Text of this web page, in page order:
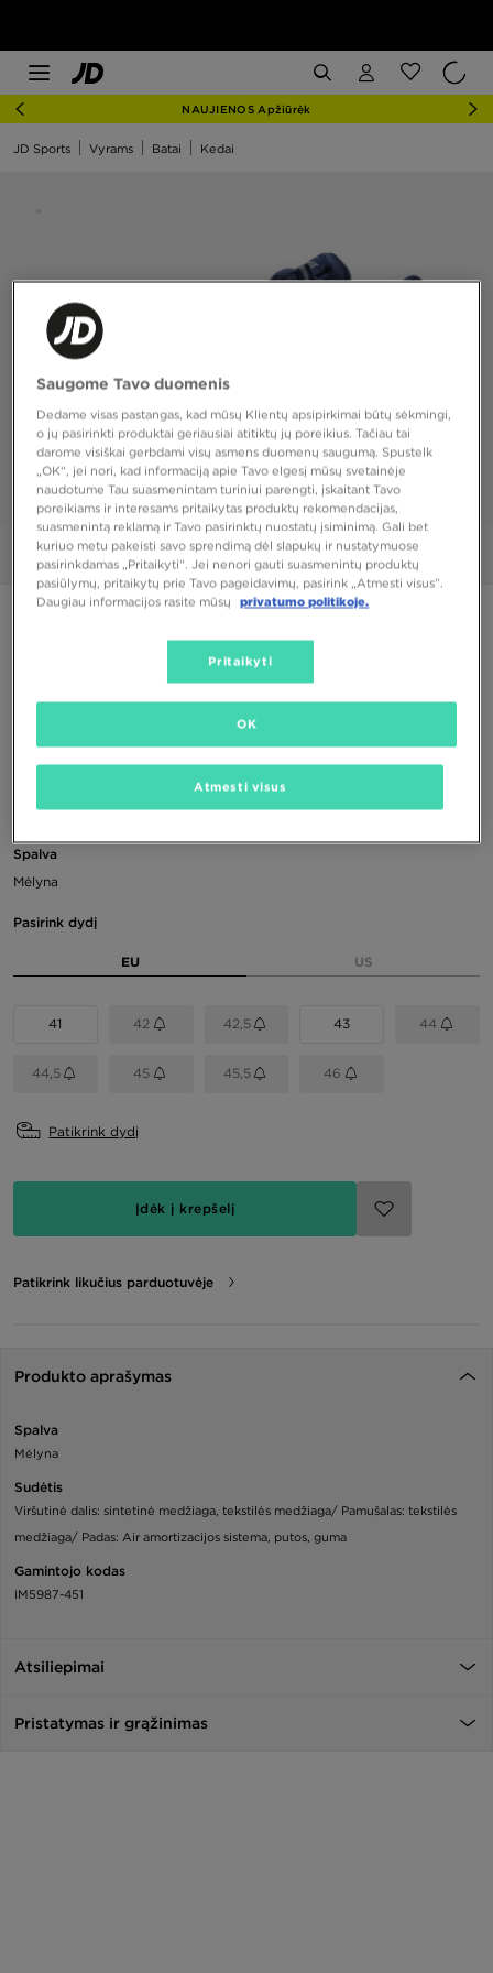
NAUJIENOS Apžiūrėk
JD Sports Vyrams Batai Kedai
Nuotraukos 360°
100,00 €
Spalva
Mėlyna
Pasirink dydį
EU US
41 42 42,5 43 44
44,5 45 45,5 46
Patikrink dydį
Įdėk į krepšelį
Patikrink likučius parduotuvėje
Produkto aprašymas
Spalva
Mėlyna
Sudėtis
Viršutinė dalis: sintetinė medžiaga, tekstilės medžiaga/ Pamušalas: tekstilės
medžiaga/ Padas: Air amortizacijos sistema, putos, guma
Gamintojo kodas
IM5987-451
Atsiliepimai
Pristatymas ir grąžinimas
Saugome Tavo duomenis
Dedame visas pastangas, kad mūsų Klientų apsipirkimai būtų sėkmingi,
o jų pasirinkti produktai geriausiai atitiktų jų poreikius. Tačiau tai
darome visiškai gerbdami visų asmens duomenų saugumą. Spustelk
„OK“, jei nori, kad informaciją apie Tavo elgesį mūsų svetainėje
naudotume Tau suasmenintam turiniui parengti, įskaitant Tavo
poreikiams ir interesams pritaikytas produktų rekomendacijas,
suasmenintą reklamą ir Tavo pasirinktų nuostatų įsiminimą. Gali bet
kuriuo metu pakeisti savo sprendimą dėl slapukų ir nustatymuose
pasirinkdamas „Pritaikyti“. Jei nenori gauti suasmenintų produktų
pasiūlymų, pritaikytų prie Tavo pageidavimų, pasirink „Atmesti visus”.
Daugiau informacijos rasite mūsų
privatumo politikoje.
Pritaikyti
Atmesti visus
OK